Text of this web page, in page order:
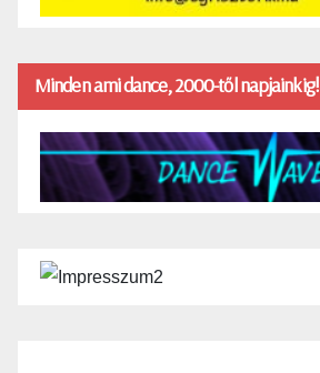
Minden ami dance, 2000-től napjainkig!